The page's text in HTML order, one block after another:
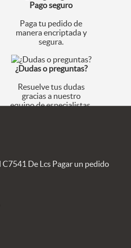
Pago seguro
Paga tu pedido de
manera encriptada y
segura.
¿Dudas o preguntas?
Resuelve tus dudas
gracias a nuestro
equipo de especialistas.
Pagar un pedido